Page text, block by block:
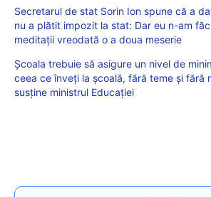
Secretarul de stat Sorin Ion spune că a
nu a plătit impozit la stat: Dar eu n-am
meditații vreodată o a doua meserie
Școala trebuie să asigure un nivel de
ceea ce înveți la școală, fără teme și fără
susține ministrul Educației